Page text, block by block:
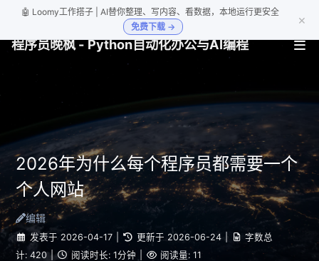
🤖 Loomy工作搭子 | AI替你整理、写内容、看数据，本地运行更安全
免费下载 →
×
程序员晚枫 - Python自动化办公与AI编程
2026年为什么每个程序员都需要一个
个人网站
编辑
发表于 2026-04-17 更新于 2026-06-24
字数总
计: 420 | 阅读时长: 1分钟 阅读量: 11